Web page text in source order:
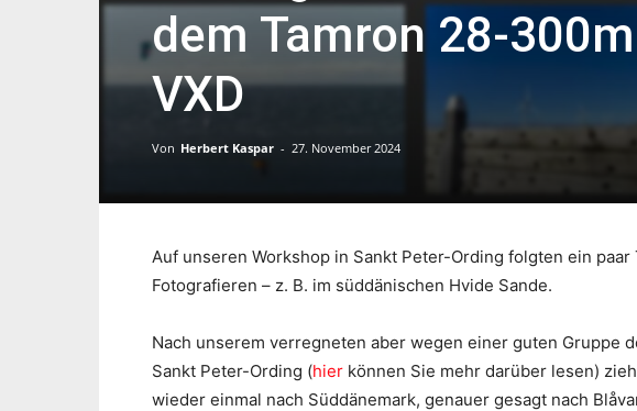
dem Tamron 28-
VXD
Von Herbert Kaspar - 27. November 2024
Auf unseren Workshop in Sankt Peter-Ording folgten ein paar
Fotografieren – z. B. im süddänischen Hvide Sande.
Nach unserem verregneten aber wegen einer guten Gruppe
Sankt Peter-Ording (hier können Sie mehr darüber lesen)
wieder einmal nach Süddänemark, genauer gesagt nach